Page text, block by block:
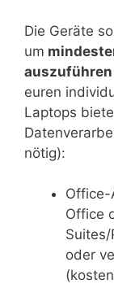
Die Geräte
um
auszuführen
euren
Laptops
nötig):
Office-
Office
Suites/
oder